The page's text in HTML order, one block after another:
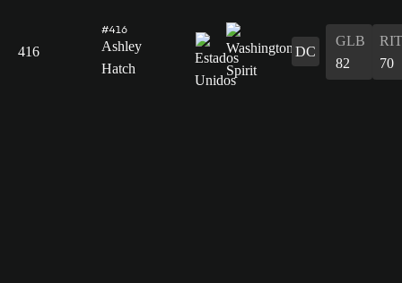
416
#416
Ashley
Hatch
DC
GLB
82
RIT
70